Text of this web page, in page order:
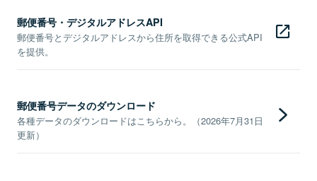
郵便番号・デジタルアドレスAPI
郵便番号とデジタルアドレスから住所を取得できる公式API
を提供。
郵便番号データのダウンロード
各種データのダウンロードはこちらから。（2026年7月31日
更新）